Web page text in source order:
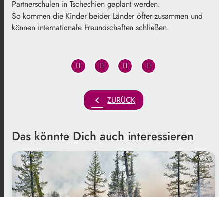
Partnerschulen in Tschechien geplant werden.
So kommen die Kinder beider Länder öfter zusammen und
können internationale Freundschaften schließen.
chevron_left ZURÜCK
Das könnte Dich auch interessieren
Freepik